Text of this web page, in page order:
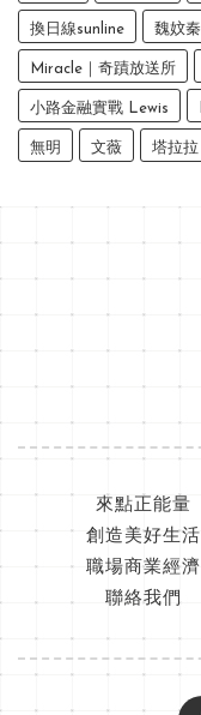
換日線sunline 魏妏秦
Miracle｜奇蹟放送所
小路金融實戰 Lewis
無明 文薇 塔拉拉
來點正能量
創造美好生活
職場商業經濟
聯絡我們